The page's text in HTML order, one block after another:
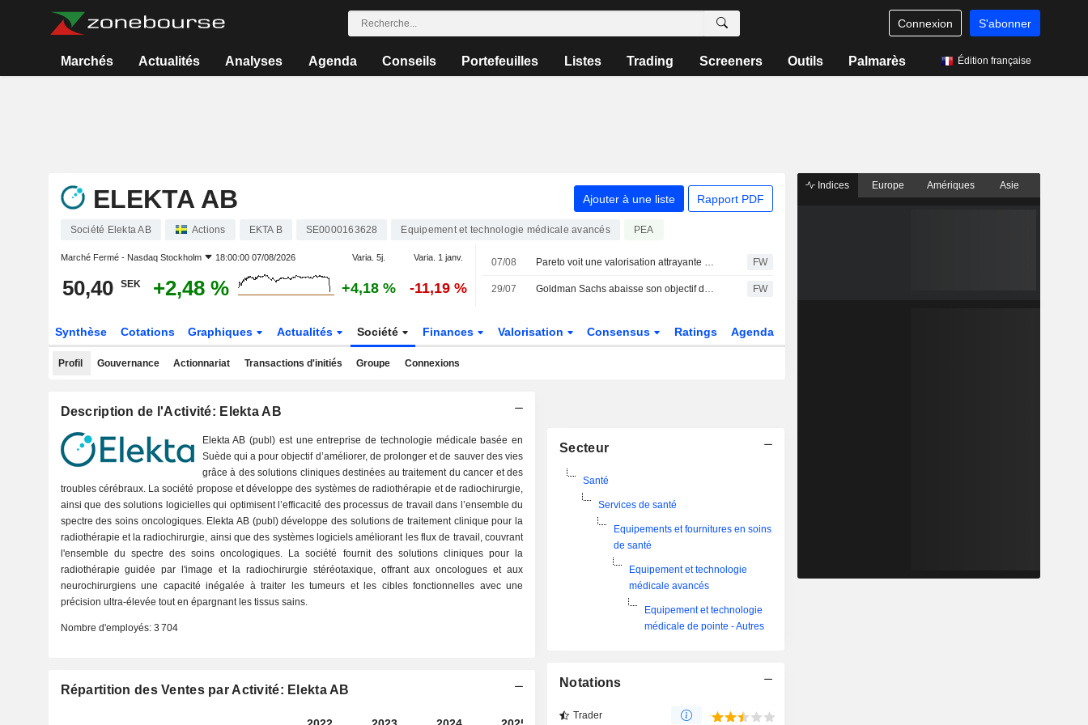
Connexion S'abonner
Marchés Actualités Analyses Agenda Conseils Portefeuilles Listes Trading Screeners Outils Palmarès Édition française
ELEKTA AB Ajouter à une liste Rapport PDF
Société Elekta AB Actions EKTA B SE0000163628 Equipement et technologie médicale avancés PEA
Marché Fermé - Nasdaq Stockholm 18:00:00 07/08/2026 Varia. 5j. Varia. 1 janv.
50,40 SEK +2,48 % +4,18 % -11,19 %
07/08 Pareto voit une valorisation attrayante pour Elekta avant le T1 – achat réitéré FW
29/07 Goldman Sachs abaisse son objectif de cours sur Elekta à 50 couronnes (contre 55), maintient sa recommandation à la vente - BN FW
Synthèse Cotations Graphiques Actualités Société Finances Valorisation Consensus Ratings Agenda
Profil Gouvernance Actionnariat Transactions d'initiés Groupe Connexions
Description de l'Activité: Elekta AB
Elekta AB (publ) est une entreprise de technologie médicale basée en
Suède qui a pour objectif d’améliorer, de prolonger et de sauver des vies
grâce à des solutions cliniques destinées au traitement du cancer et des
troubles cérébraux. La société propose et développe des systèmes de radiothérapie et de radiochirurgie,
ainsi que des solutions logicielles qui optimisent l’efficacité des processus de travail dans l’ensemble du
spectre des soins oncologiques. Elekta AB (publ) développe des solutions de traitement clinique pour la
radiothérapie et la radiochirurgie, ainsi que des systèmes logiciels améliorant les flux de travail, couvrant
l'ensemble du spectre des soins oncologiques. La société fournit des solutions cliniques pour la
radiothérapie guidée par l'image et la radiochirurgie stéréotaxique, offrant aux oncologues et aux
neurochirurgiens une capacité inégalée à traiter les tumeurs et les cibles fonctionnelles avec une
précision ultra-élevée tout en épargnant les tissus sains.
Nombre d'employés: 3 704
Répartition des Ventes par Activité: Elekta AB
Secteur
Santé
Services de santé
Equipements et fournitures en soins
de santé
Equipement et technologie
médicale avancés
Equipement et technologie
médicale de pointe - Autres
Notations
Trader
Indices Europe Amériques Asie